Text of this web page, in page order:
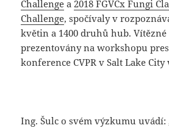
Challenge a 2018 FGVCx Fungi
Challenge, spočívaly v
květin a 1400 druhů hub.
prezentovány na workshopu
konference CVPR v Salt Lake City
Ing. Šulc o svém výzkumu uvádí: